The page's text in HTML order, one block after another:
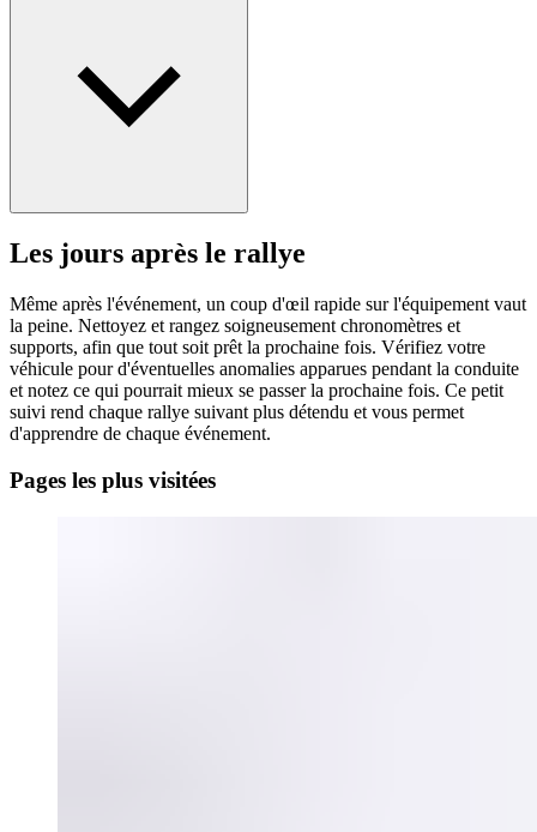
Les jours après le rallye
Même après l'événement, un coup d'œil rapide sur l'équipement vaut
la peine. Nettoyez et rangez soigneusement chronomètres et
supports, afin que tout soit prêt la prochaine fois. Vérifiez votre
véhicule pour d'éventuelles anomalies apparues pendant la conduite
et notez ce qui pourrait mieux se passer la prochaine fois. Ce petit
suivi rend chaque rallye suivant plus détendu et vous permet
d'apprendre de chaque événement.
Pages les plus visitées